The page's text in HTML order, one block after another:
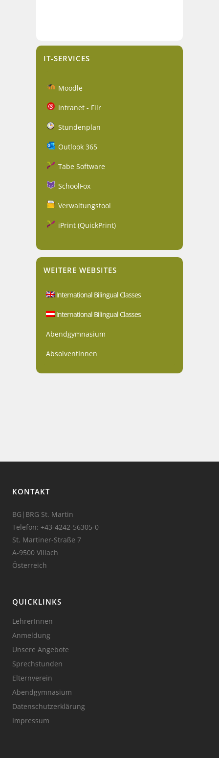
IT-SERVICES
Moodle
Intranet - Filr
Stundenplan
Outlook 365
Tabe Software
SchoolFox
Verwaltungstool
iPrint (QuickPrint)
WEITERE WEBSITES
International Bilingual Classes
International Bilingual Classes
Abendgymnasium
AbsolventInnen
KONTAKT
BG|BRG St. Martin
Telefon: +43-4242-56305-0
St. Martiner-Straße 7
A-9500 Villach
Österreich
QUICKLINKS
LehrerInnen
Anmeldung
Unsere Angebote
Sprechstunden
Elternverein
Abendgymnasium
Datenschutzerklärung
Impressum